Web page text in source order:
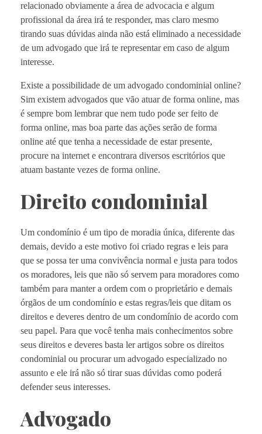
relacionado obviamente a área de advocacia e algum
profissional da área irá te responder, mas claro mesmo
tirando suas dúvidas ainda não está eliminado a necessidade
de um advogado que irá te representar em caso de algum
interesse.
Existe a possibilidade de um advogado condominial online?
Sim existem advogados que vão atuar de forma online, mas
é sempre bom lembrar que nem tudo pode ser feito de
forma online, mas boa parte das ações serão de forma
online até que tenha a necessidade de estar presente,
procure na internet e encontrara diversos escritórios que
atuam bastante vezes de forma online.
Direito condominial
Um condomínio é um tipo de moradia única, diferente das
demais, devido a este motivo foi criado regras e leis para
que se possa ter uma convivência normal e justa para todos
os moradores, leis que não só servem para moradores como
também para manter a ordem com o proprietário e demais
órgãos de um condomínio e estas regras/leis que ditam os
direitos e deveres dentro de um condomínio de acordo com
seu papel. Para que você tenha mais conhecimentos sobre
seus direitos e deveres basta ler artigos sobre os direitos
condominial ou procurar um advogado especializado no
assunto e ele irá não só tirar suas dúvidas como poderá
defender seus interesses.
Advogado